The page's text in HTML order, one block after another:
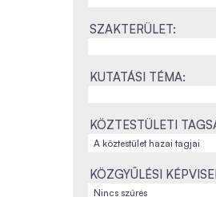
SZAKTERÜLET:
KUTATÁSI TÉMA:
KÖZTESTÜLETI
KÖZGYŰLÉSI